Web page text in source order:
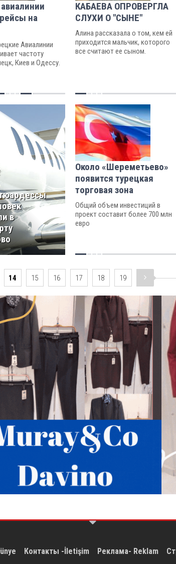
на
Авиалинии
частоту
Киев и Одессу.
КАБАЕВА ОПРОВЕРГЛА
СЛУХИ О "СЫНЕ"
Алина рассказала о том, кем ей
приходится мальчик, которого
все считают ее сыном.
в
Около «Шереметьево»
появится турецкая
торговая зона
Общий объем инвестиций в
проект составит более 700 млн
евро
14 15 16 17 18 19
Контакты -İletişim Реклама- Reklam